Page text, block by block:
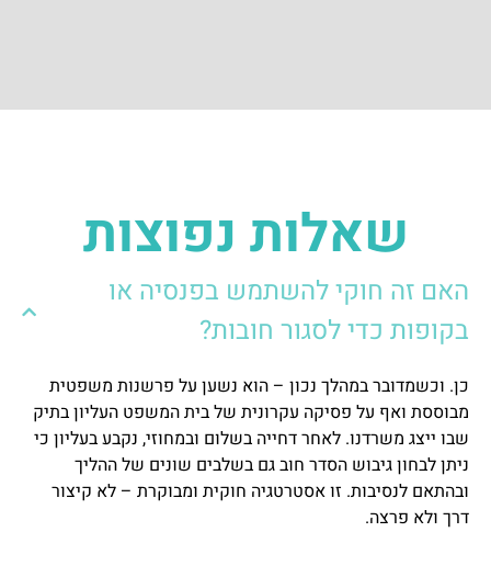
שאלות נפוצות
האם זה חוקי להשתמש בפנסיה או
בקופות כדי לסגור חובות?
כן. וכשמדובר במהלך נכון – הוא נשען על פרשנות משפטית
מבוססת ואף על פסיקה עקרונית של בית המשפט העליון בתיק
שבו ייצג משרדנו. לאחר דחייה בשלום ובמחוזי, נקבע בעליון כי
ניתן לבחון גיבוש הסדר חוב גם בשלבים שונים של ההליך
ובהתאם לנסיבות. זו אסטרטגיה חוקית ומבוקרת – לא קיצור
דרך ולא פרצה.